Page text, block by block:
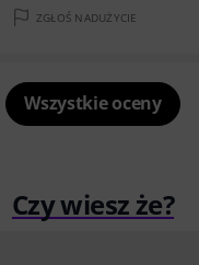
ZGŁOŚ NADUŻYCIE
Wszystkie oceny
Czy wiesz że?